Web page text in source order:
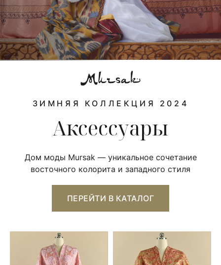
ЗИМНЯЯ КОЛЛЕКЦИЯ 2024
Аксессуары
Дом моды Mursak — уникальное сочетание
восточного колорита и западного стиля
ПЕРЕЙТИ В КАТАЛОГ